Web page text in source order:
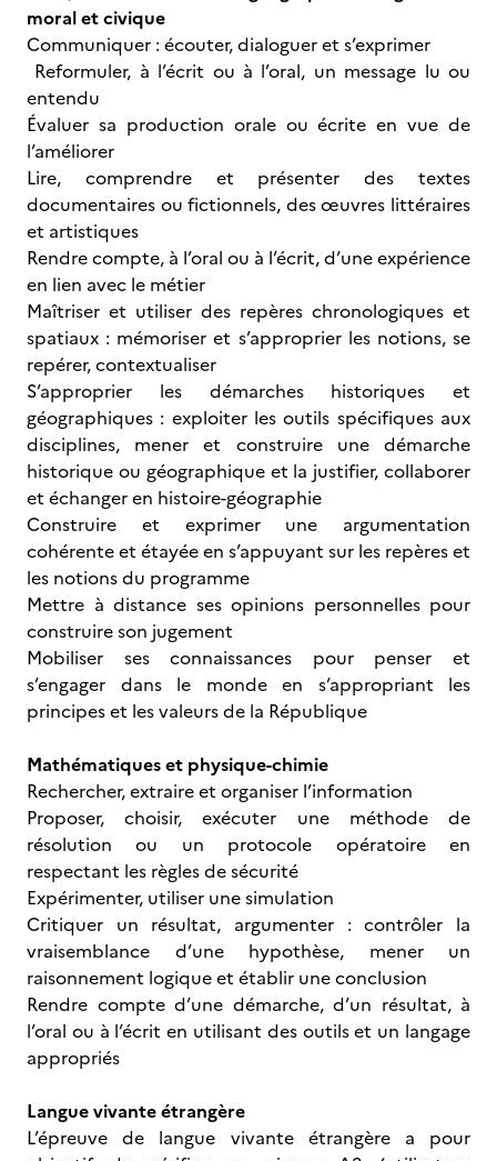
moral et civique
Communiquer : écouter, dialoguer et s’exprimer
Reformuler, à l’écrit ou à l’oral, un message lu ou
entendu
Évaluer sa production orale ou écrite en vue de
l’améliorer
Lire, comprendre et présenter des textes
documentaires ou fictionnels, des œuvres littéraires
et artistiques
Rendre compte, à l’oral ou à l’écrit, d’une expérience
en lien avec le métier
Maîtriser et utiliser des repères chronologiques et
spatiaux : mémoriser et s’approprier les notions, se
repérer, contextualiser
S’approprier les démarches historiques et
géographiques : exploiter les outils spécifiques aux
disciplines, mener et construire une démarche
historique ou géographique et la justifier, collaborer
et échanger en histoire-géographie
Construire et exprimer une argumentation
cohérente et étayée en s’appuyant sur les repères et
les notions du programme
Mettre à distance ses opinions personnelles pour
construire son jugement
Mobiliser ses connaissances pour penser et
s’engager dans le monde en s’appropriant les
principes et les valeurs de la République
Mathématiques et physique-chimie
Rechercher, extraire et organiser l’information
Proposer, choisir, exécuter une méthode de
résolution ou un protocole opératoire en
respectant les règles de sécurité
Expérimenter, utiliser une simulation
Critiquer un résultat, argumenter : contrôler la
vraisemblance d’une hypothèse, mener un
raisonnement logique et établir une conclusion
Rendre compte d’une démarche, d’un résultat, à
l’oral ou à l’écrit en utilisant des outils et un langage
appropriés
Langue vivante étrangère
L’épreuve de langue vivante étrangère a pour